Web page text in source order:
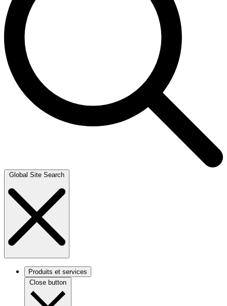
Global Site Search
Produits et services
Close button